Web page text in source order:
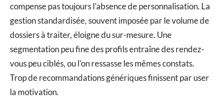
compense pas toujours l’absence de personnalisation. La
gestion standardisée, souvent imposée par le volume de
dossiers à traiter, éloigne du sur-mesure. Une
segmentation peu fine des profils entraîne des rendez-
vous peu ciblés, ou l’on ressasse les mêmes constats.
Trop de recommandations génériques finissent par user
la motivation.